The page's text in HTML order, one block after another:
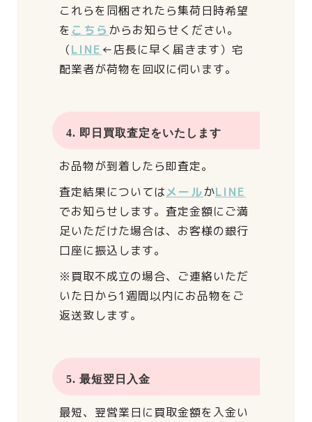
これらを同梱されたら集荷日時希望
を こちら からお知らせください。
（LINE ←店長に早く届きます） 宅
配業者が荷物を回収に伺います。
4. 即日買取査定をいたします
お品物が到着したら即査定。
査定結果についてはメールかLINE
でお知らせします。 査定金額にご満
足いただけた場合は、 お客様の銀行
口座に振込します。
※買取不成立の場合、 ご連絡いただ
いた日から1週間以内にお品物をご
返送致します。
5. 最短翌日入金
最短、翌営業日に買取金額を入金い